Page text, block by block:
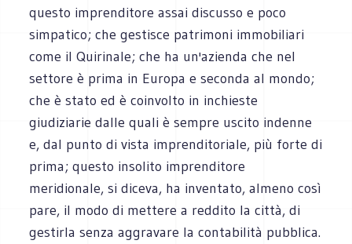
questo imprenditore assai discusso e poco
simpatico; che gestisce patrimoni immobiliari
come il Quirinale; che ha un'azienda che nel
settore è prima in Europa e seconda al mondo;
che è stato ed è coinvolto in inchieste
giudiziarie dalle quali è sempre uscito indenne
e, dal punto di vista imprenditoriale, più forte di
prima; questo insolito imprenditore
meridionale, si diceva, ha inventato, almeno così
pare, il modo di mettere a reddito la città, di
gestirla senza aggravare la contabilità pubblica.